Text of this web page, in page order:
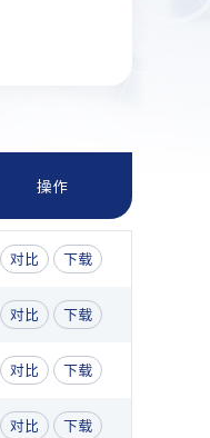
操作
对比 下载
对比 下载
对比 下载
对比 下载